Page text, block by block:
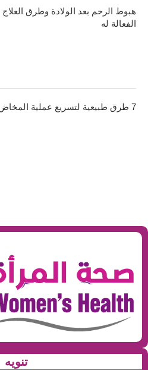
هبوط الرحم بعد الولادة وطرق العلاج
الفعالة له
7 طرق طبيعية لتسريع عملية المخاض
تنويه